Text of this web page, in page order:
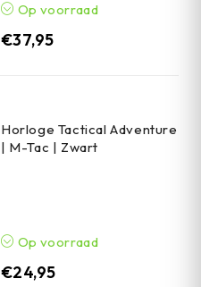
Op voorraad
€37,95
Horloge Tactical Adventure
| M-Tac | Zwart
Op voorraad
€24,95